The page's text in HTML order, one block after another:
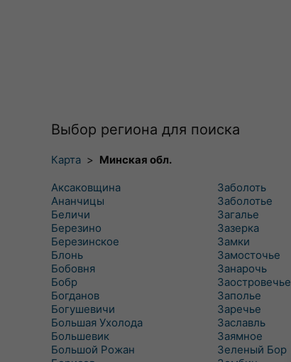
Выбор региона для поиска
Карта > Минская обл.
Аксаковщина
Ананчицы
Беличи
Березино
Березинское
Блонь
Бобовня
Бобр
Богданов
Богушевичи
Большая Ухолода
Большевик
Большой Рожан
Заболоть
Заболотье
Загалье
Зазерка
Замки
Замосточье
Занарочь
Заостровечье
Заполье
Заречье
Заславль
Заямное
Зеленый Бор